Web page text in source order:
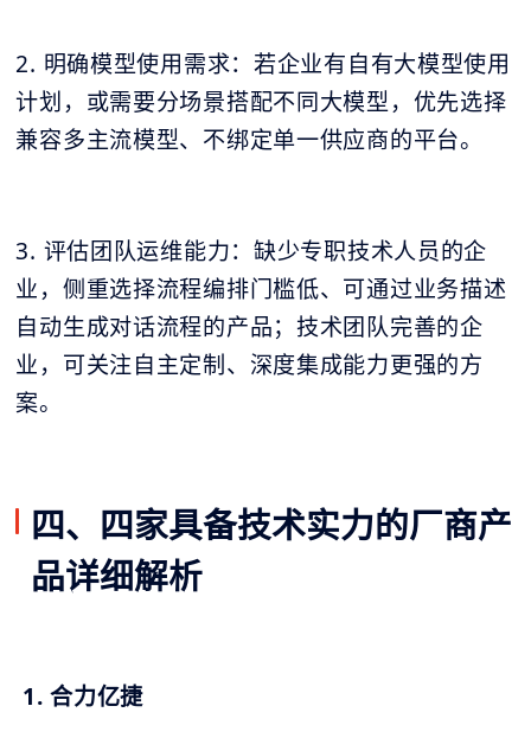
2. 明确模型使用需求：若企业有自有大模型使用
计划，或需要分场景搭配不同大模型，优先选择
兼容多主流模型、不绑定单一供应商的平台。
3. 评估团队运维能力：缺少专职技术人员的企
业，侧重选择流程编排门槛低、可通过业务描述
自动生成对话流程的产品；技术团队完善的企
业，可关注自主定制、深度集成能力更强的方
案。
四、四家具备技术实力的厂商产
品详细解析
1. 合力亿捷